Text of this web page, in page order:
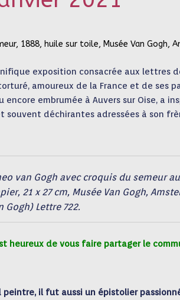
1888, huile sur toile, Musée Van Gogh,
exposition consacrée aux lettres
amoureux de la France et de ses
embrumée à Auvers sur Oise, a
déchirantes adressées à son
van Gogh avec croquis du semeur
21 x 27 cm, Musée Van Gogh,
Gogh) Lettre 722.
heureux de vous faire partager le
il fut aussi un épistolier